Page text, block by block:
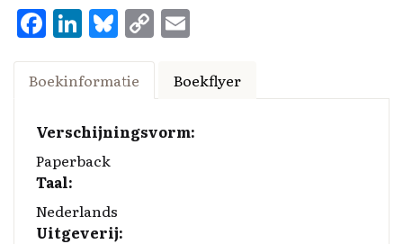
F
a
ce
o
o
k
Li
n
k
d
I
n
Bl
u
es
y
C
o
y
Li
ai
Boekinformatie Boekflyer
Verschijningsvorm:
Paperback
Taal:
Nederlands
Uitgeverij: